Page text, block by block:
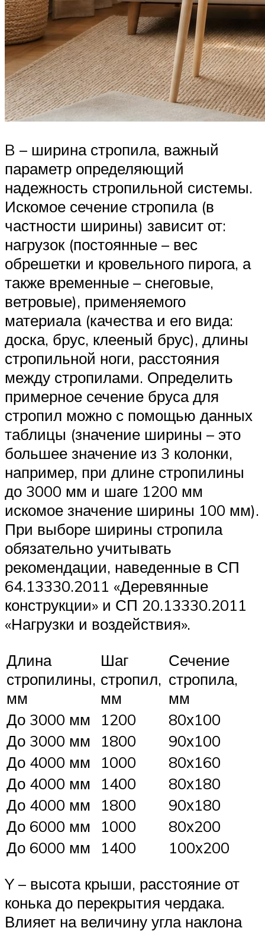
B – ширина стропила, важный
параметр определяющий
надежность стропильной системы.
Искомое сечение стропила (в
частности ширины) зависит от:
нагрузок (постоянные – вес
обрешетки и кровельного пирога, а
также временные – снеговые,
ветровые), применяемого
материала (качества и его вида:
доска, брус, клееный брус), длины
стропильной ноги, расстояния
между стропилами. Определить
примерное сечение бруса для
стропил можно с помощью данных
таблицы (значение ширины – это
большее значение из 3 колонки,
например, при длине стропилины
до 3000 мм и шаге 1200 мм
искомое значение ширины 100 мм).
При выборе ширины стропила
обязательно учитывать
рекомендации, наведенные в СП
64.13330.2011 «Деревянные
конструкции» и СП 20.13330.2011
«Нагрузки и воздействия».
Длина
стропилины,
мм
Шаг
стропил,
мм
Сечение
стропила,
мм
До 3000 мм
1200
80х100
До 3000 мм
1800
90х100
До 4000 мм
1000
80х160
До 4000 мм
1400
80х180
До 4000 мм
1800
90х180
До 6000 мм
1000
80х200
До 6000 мм
1400
100х200
Y – высота крыши, расстояние от
конька до перекрытия чердака.
Влияет на величину угла наклона